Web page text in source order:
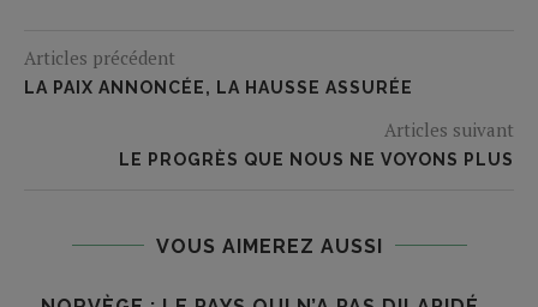
Articles précédent
LA PAIX ANNONCÉE, LA HAUSSE ASSURÉE
Articles suivant
LE PROGRÈS QUE NOUS NE VOYONS PLUS
VOUS AIMEREZ AUSSI